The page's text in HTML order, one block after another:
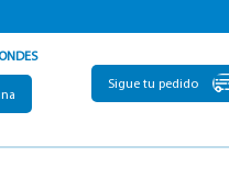
Sigue tu pedido